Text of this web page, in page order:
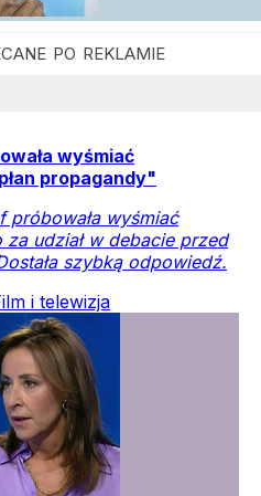
wyśmiać
propagandy"
próbowała wyśmiać
udział w debacie przed
szybką odpowiedź.
i telewizja